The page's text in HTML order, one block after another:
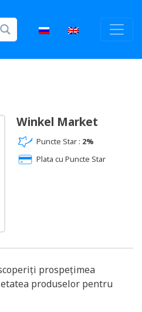
Winkel Market
Puncte Star : 2%
Plata cu Puncte Star
prospețimea
produselor pentru